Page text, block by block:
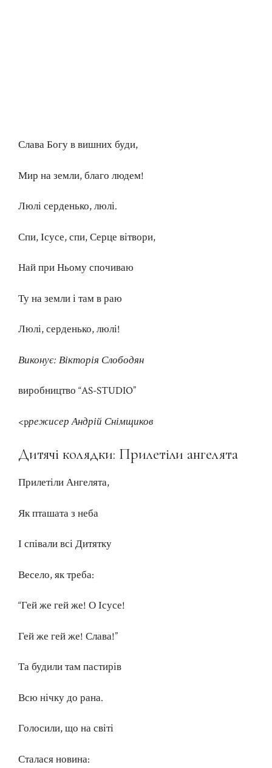
Слава Богу в вишних буди,
Мир на земли, благо людем!
Люлі серденько, люлі.
Спи, Ісусе, спи, Серце вітвори,
Най при Ньому спочиваю
Ту на земли і там в раю
Люлі, серденько, люлі!
Виконує: Вікторія Слободян
виробництво “AS-STUDIO”
<pрежисер Андрій Снімщиков
Дитячі колядки: Прилетіли ангелята
Прилетіли Ангелята,
Як пташата з неба
І співали всі Дитятку
Весело, як треба:
“Гей же гей же! О Ісусе!
Гей же гей же! Слава!”
Та будили там пастирів
Всю нічку до рана.
Голосили, що на світі
Сталася новина: